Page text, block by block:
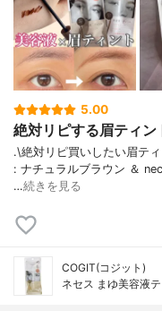
5.00
絶対リピする眉ティン
.\絶対リピ買いしたい眉テ
: ナチュラルブラウン ＆
…続きを見る
COGIT(コジット)
ネセス まゆ美容液テ